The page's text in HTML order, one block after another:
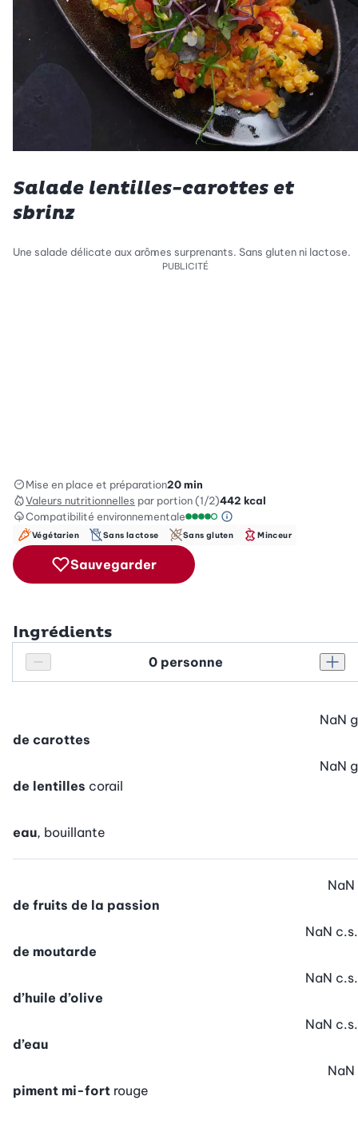
Salade lentilles-carottes et
sbrinz
Une salade délicate aux arômes surprenants. Sans gluten ni lactose.
PUBLICITÉ
Mise en place et préparation20 min
Valeurs nutritionnelles par portion (1/2)442 kcal
Compatibilité environnementale
Échelle de compatibilité
Information sur
Végétarien Sans lactose Sans gluten Minceur
Sauvegarder
Ingrédients
Réduire le nombre de personnes
Personnes
de carottes
NaN g
de lentilles corail
NaN g
eau, bouillante
de fruits de la passion
NaN
de moutarde
NaN c.s.
d’huile d’olive
NaN c.s.
d’eau
NaN c.s.
piment mi-fort rouge
NaN